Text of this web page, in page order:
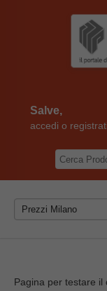
Salve,
accedi o registrati
Pagina per testare il